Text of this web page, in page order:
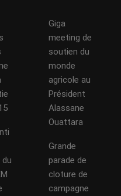
Giga
meeting de
soutien du
monde
agricole au
Président
Alassane
Ouattara
Grande
parade de
cloture de
campagne